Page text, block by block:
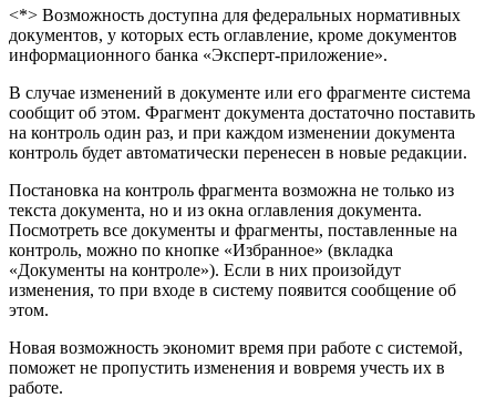
<*> Возможность доступна для федеральных нормативных
документов, у которых есть оглавление, кроме документов
информационного банка «Эксперт-приложение».
В случае изменений в документе или его фрагменте система
сообщит об этом. Фрагмент документа достаточно поставить
на контроль один раз, и при каждом изменении документа
контроль будет автоматически перенесен в новые редакции.
Постановка на контроль фрагмента возможна не только из
текста документа, но и из окна оглавления документа.
Посмотреть все документы и фрагменты, поставленные на
контроль, можно по кнопке «Избранное» (вкладка
«Документы на контроле»). Если в них произойдут
изменения, то при входе в систему появится сообщение об
этом.
Новая возможность экономит время при работе с системой,
поможет не пропустить изменения и вовремя учесть их в
работе.